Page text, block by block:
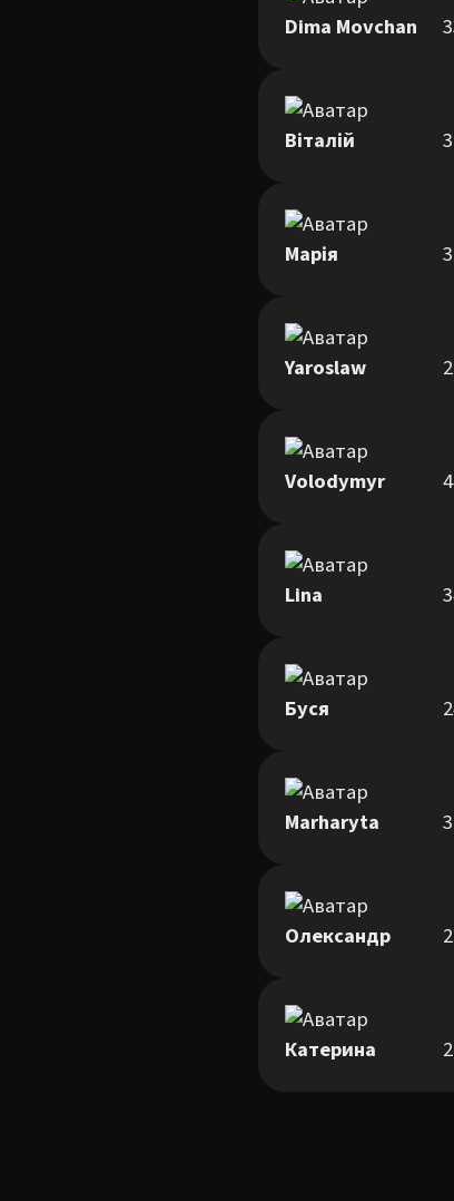
Dima Movchan
Віталій
Марія
Yaroslaw
Volodymyr
Lina
Буся
Marharyta
Олександр
Катерина